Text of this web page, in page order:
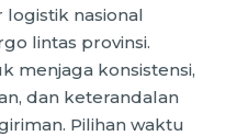
logistik nasional
lintas provinsi.
menjaga konsistensi,
dan keterandalan
Pilihan waktu